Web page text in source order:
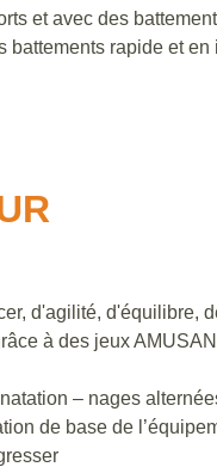
et avec des
battements rapide et
d'agilité, d'équilibre,
à des jeux
– nages
de base de